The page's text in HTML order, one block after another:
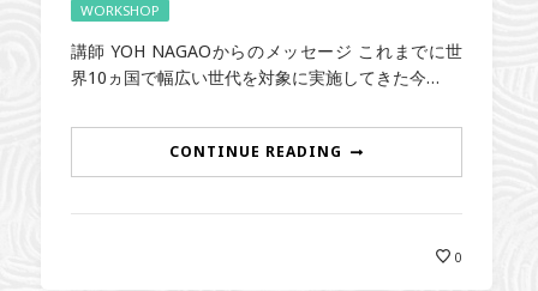
WORKSHOP
講師 YOH NAGAOからのメッセージ これまでに世
界10ヵ国で幅広い世代を対象に実施してきた今…
CONTINUE READING
0